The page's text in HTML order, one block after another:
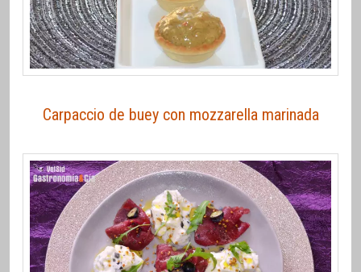
Carpaccio de buey con mozzarella marinada